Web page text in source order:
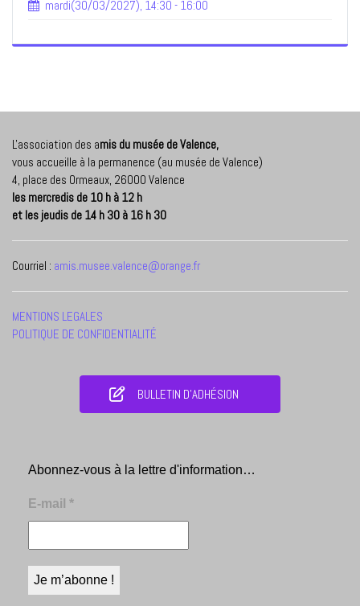
mardi(30/03/2027), 14:30 - 16:00
L'association des amis du musée de Valence,
vous accueille à la permanence (au musée de Valence)
4, place des Ormeaux, 26000 Valence
les mercredis de 10 h à 12 h
et les jeudis de 14 h 30 à 16 h 30
Courriel : amis.musee.valence@orange.fr
MENTIONS LEGALES
POLITIQUE DE CONFIDENTIALITÉ
BULLETIN D'ADHÉSION
Abonnez-vous à la lettre d'information…
E-mail *